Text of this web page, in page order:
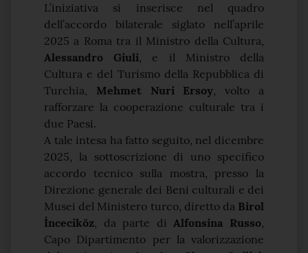
L’iniziativa si inserisce nel quadro
dell’accordo bilaterale siglato nell’aprile
2025 a Roma tra il Ministro della Cultura,
Alessandro Giuli, e il Ministro della
Cultura e del Turismo della Repubblica di
Turchia, Mehmet Nuri Ersoy, volto a
rafforzare la cooperazione culturale tra i
due Paesi.
A tale intesa ha fatto seguito, nel dicembre
2025, la sottoscrizione di uno specifico
accordo tecnico sulla mostra, presso la
Direzione generale dei Beni culturali e dei
Musei del Ministero turco, diretto da Birol
İnceciköz, da parte diAlfonsina Russo,
Capo Dipartimento per la valorizzazione